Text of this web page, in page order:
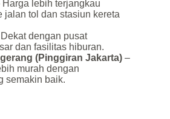
Harga lebih terjangkau
jalan tol dan stasiun kereta
dengan pusat
dan fasilitas hiburan.
(Pinggiran Jakarta) –
murah dengan
semakin baik.